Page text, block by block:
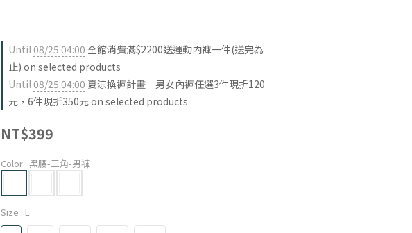
Until08/25 04:00 全館消費滿$2200送運動內褲一件(送完為
止) on selected products
Until08/25 04:00 夏涼換褲計畫｜男女內褲任選3件現折120
元，6件現折350元 on selected products
NT$399
Color : 黑腰-三角-男褲
Size : L